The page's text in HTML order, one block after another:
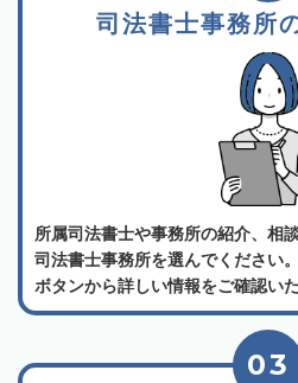
司法書士事務所
所属司法書士や事務所の紹介、相
司法書士事務所を選んでください
ボタンから詳しい情報をご確認いた
03